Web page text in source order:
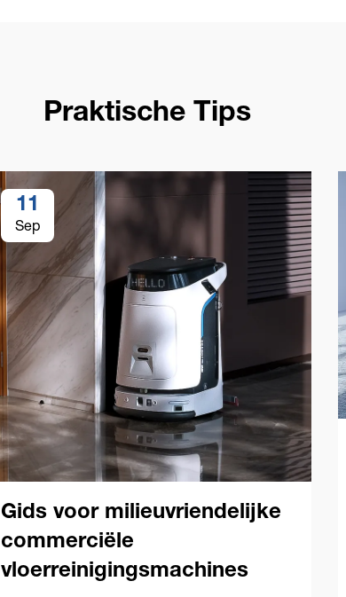
Praktische Tips
11
Sep
Gids voor milieuvriendelijke
commerciële
vloerreinigingsmachines